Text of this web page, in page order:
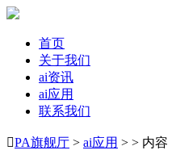
首页
关于我们
ai资讯
ai应用
联系我们
PA旗舰厅 > ai应用 > > 内容